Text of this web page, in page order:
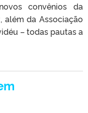
convênios da
além da Associação
– todas pautas a